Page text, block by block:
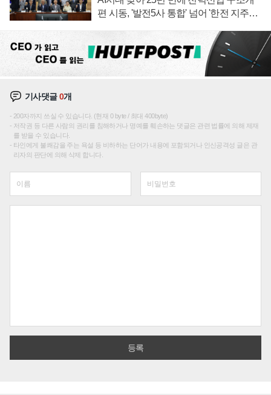
편 시동, '발전5사 통합' 넘어 '한전 지주사'
기사댓글0개
200자까지 쓰실 수 있습니다. (현재 0 byte / 최대 400byte)
저작권 등 다른 사람의 권리를 침해하거나 명예를 훼손하는 댓글은 관련 법률에 의해 제재
를 받을 수 있습니다.
타인에게 불쾌감을 주는 욕설 등 비하하는 단어가 내용에 포함되거나 인신공격성 글은 관
리자의 판단에 의해 삭제 합니다.